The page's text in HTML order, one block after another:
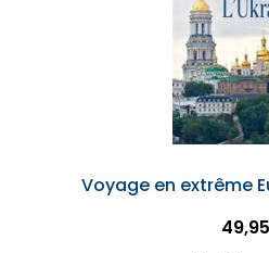
Voyage en extrême